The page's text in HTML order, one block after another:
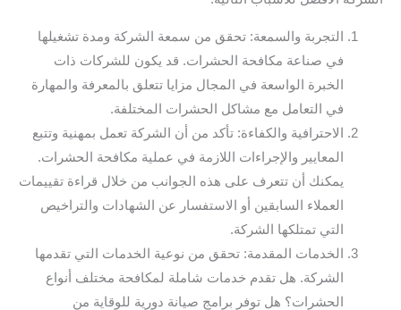
التجربة والسمعة: تحقق من سمعة الشركة ومدة تشغيلها
في صناعة مكافحة الحشرات. قد يكون للشركات ذات
الخبرة الواسعة في المجال مزايا تتعلق بالمعرفة والمهارة
في التعامل مع مشاكل الحشرات المختلفة.
الاحترافية والكفاءة: تأكد من أن الشركة تعمل بمهنية وتتبع
المعايير والإجراءات اللازمة في عملية مكافحة الحشرات.
يمكنك أن تتعرف على هذه الجوانب من خلال قراءة تقييمات
العملاء السابقين أو الاستفسار عن الشهادات والتراخيص
التي تمتلكها الشركة.
الخدمات المقدمة: تحقق من نوعية الخدمات التي تقدمها
الشركة. هل تقدم خدمات شاملة لمكافحة مختلف أنواع
الحشرات؟ هل توفر برامج صيانة دورية للوقاية من